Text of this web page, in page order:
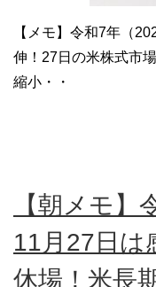
【メモ】令和7年（
伸！27日の米株式市
縮小・・
【朝メモ】
11月27日は
休場！米長